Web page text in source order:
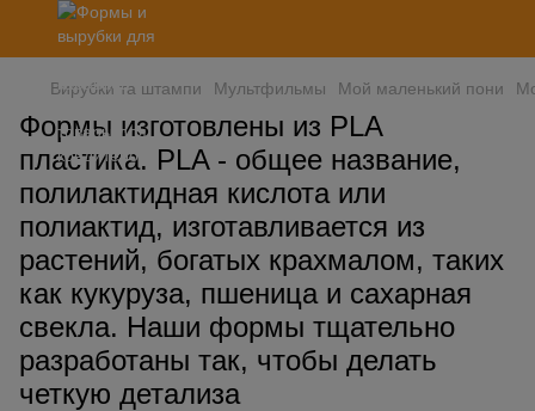
Вирубки та штампи Мультфильмы Мой маленький пони
Формы изготовлены из PLA
пластика. PLA - общее название,
полилактидная кислота или
полиактид, изготавливается из
растений, богатых крахмалом, таких
как кукуруза, пшеница и сахарная
свекла. Наши формы тщательно
разработаны так, чтобы делать
четкую детализа